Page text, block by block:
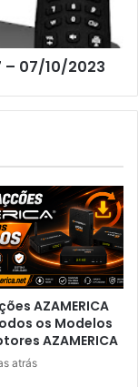
– 07/10/2023
AZAMERICA
os Modelos
AZAMERICA
atrás